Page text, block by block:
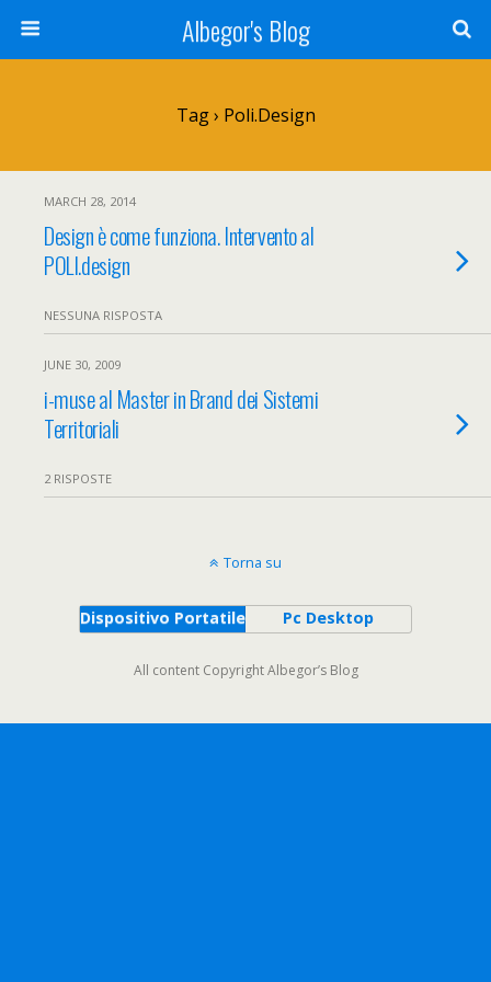
Albegor's Blog
Tag › Poli.design
MARCH 28, 2014
Design è come funziona. Intervento al
POLI.design
NESSUNA RISPOSTA
JUNE 30, 2009
i-muse al Master in Brand dei Sistemi
Territoriali
2 RISPOSTE
Torna su
Dispositivo Portatile Pc Desktop
All content Copyright Albegor’s Blog